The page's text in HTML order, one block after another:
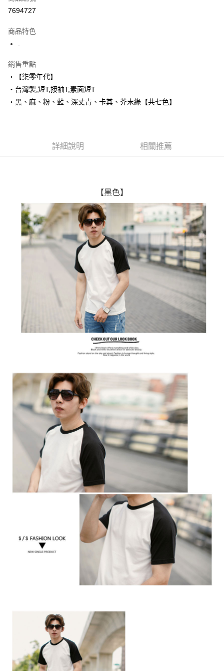
超商取貨付款
街口支付
悠遊付
Google Pay
AFTEE先享後付是「在收到商品之後才付款」的支付方式。 讓您購物簡單
【「AFTEE先享後付」結帳流程】
１．於結帳方式選擇「AFTEE先享後付」後，將跳轉至「AFTEE先享後付」
結帳頁面，進行簡訊認證並確認金額後，即可完成結帳。
２．訂單成立數日內，您將收到繳費通知簡訊。
３．收到繳費通知簡訊後14天內，點擊此簡訊中的連結，可透過四大超商／
ATM／網路銀行／等多元方式進行付款，方視為交易完成。
※ 請注意：結帳手續完成當下不需立刻繳費，但若您需要取消訂單，請聯絡
購買商品的店家。未經商家同意取消之訂單仍視為有效，需透過AFTEE先享
※ 交易是否成功請以「AFTEE先享後付 」之結帳頁面顯示為準，若有關於
是否繳費成功／繳費後需取消欲退款等相關疑問，請聯繫「AFTEE先享後付
https://netprotections.freshdesk.com/support/home
１．透過由恩沛科技股份有限公司提供之「AFTEE先享後付」服務完成之交
易，需依本服務之必要範圍內提供個人資料，並將交易相關給付款項請求債
權轉讓予恩沛科技股份有限公司。
２．關於個人資料處理事宜，請瀏覽以下網址：
３．未成年的使用者請事先徵得法定代理人或監護人之同意方可使用
「AFTEE先享後付」，若未經同意申辦者引起之損失，本公司不負相關責
任。
４．使用「AFTEE先享後付」時，將依據個別帳號之用戶狀況，依本公司即
時審查核予不同之上限額度；若仍有額度不足之情形，本公司將視審查結果
請求用戶進行身份認證。
５．嚴禁一人註冊多個帳號或使用他人資訊註冊。若發現惡意使用之情形，
恩沛科技股份有限公司將有權停止該用戶之使用額度並採取法律行動。
每筆NT$80，滿NT$1,800(含以上)免運費
先付款後全家取貨
每筆NT$80，滿NT$1,800(含以上)免運費
7-11付款取貨
每筆NT$80，滿NT$1,800(含以上)免運費
每筆NT$80，滿NT$1,800(含以上)免運費
每筆NT$120，滿NT$3,000(含以上)免運費
7694727
商品特色
銷售重點
‧【柒零年代】
‧台灣製,短T,接袖T,素面短T
‧黑、麻、粉、藍、深丈青、卡其、芥末綠【共七色】
詳細說明 相關推薦
【黑色】